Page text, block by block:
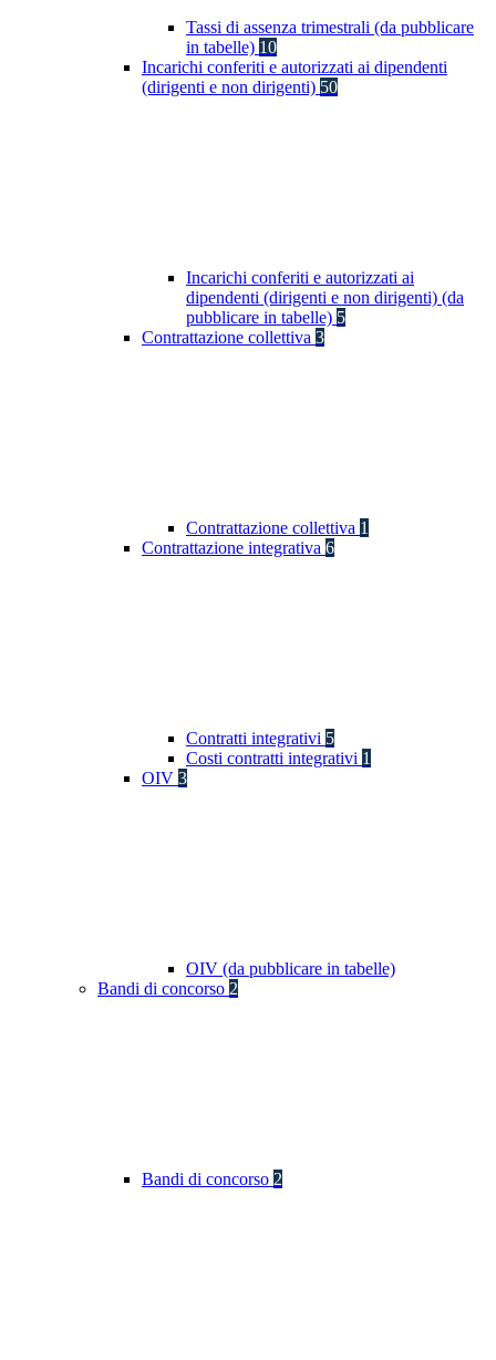
Tassi di assenza trimestrali (da pubblicare
in tabelle) 10
Incarichi conferiti e autorizzati ai dipendenti
(dirigenti e non dirigenti) 50
Incarichi conferiti e autorizzati ai
dipendenti (dirigenti e non dirigenti) (da
pubblicare in tabelle) 5
Contrattazione collettiva 3
Contrattazione collettiva 1
Contrattazione integrativa 6
Contratti integrativi 5
Costi contratti integrativi 1
OIV 3
OIV (da pubblicare in tabelle)
Bandi di concorso 2
Bandi di concorso 2